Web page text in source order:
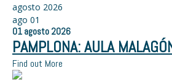
agosto 2026
ago 01
01 agosto 2026
PAMPLONA: AULA
Find out More